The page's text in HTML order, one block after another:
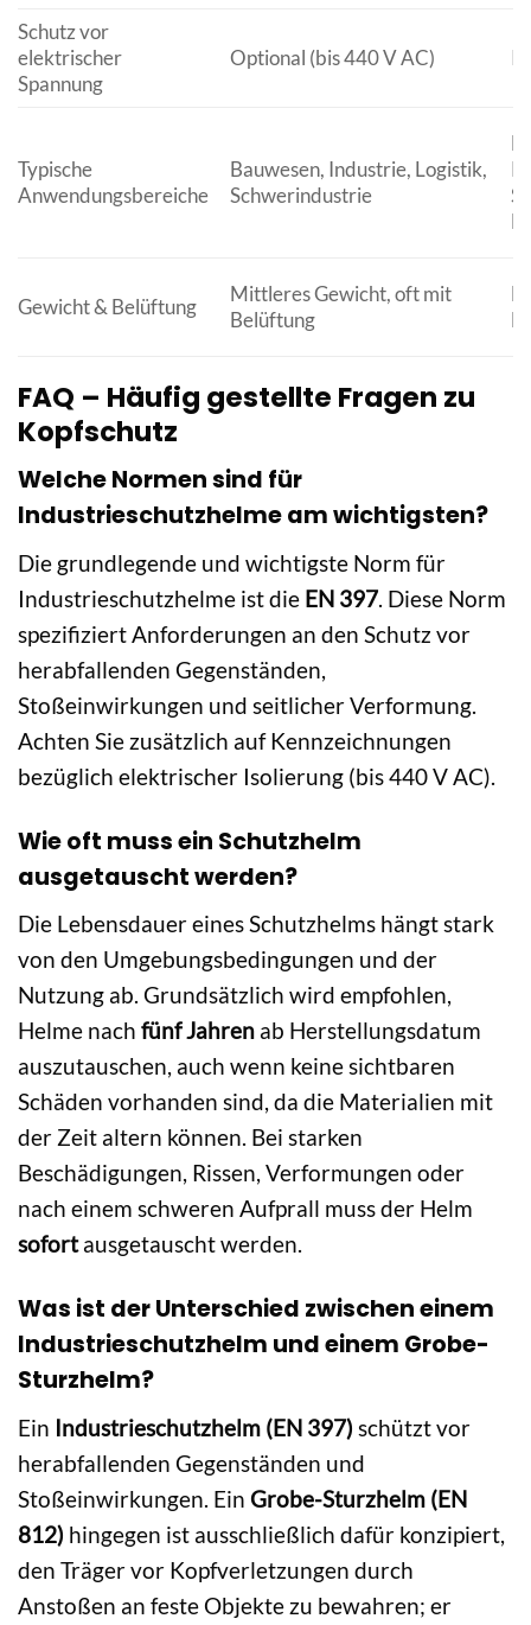
Schutz vor
elektrischer
Spannung
Optional (bis 440 V AC)
Typische
Anwendungsbereiche
Bauwesen, Industrie, Logistik,
Schwerindustrie
Gewicht & Belüftung
Mittleres Gewicht, oft mit
Belüftung
FAQ – Häufig gestellte Fragen zu
Kopfschutz
Welche Normen sind für
Industrieschutzhelme am wichtigsten?
Die grundlegende und wichtigste Norm für
Industrieschutzhelme ist die EN 397. Diese Norm
spezifiziert Anforderungen an den Schutz vor
herabfallenden Gegenständen,
Stoßeinwirkungen und seitlicher Verformung.
Achten Sie zusätzlich auf Kennzeichnungen
bezüglich elektrischer Isolierung (bis 440 V AC).
Wie oft muss ein Schutzhelm
ausgetauscht werden?
Die Lebensdauer eines Schutzhelms hängt stark
von den Umgebungsbedingungen und der
Nutzung ab. Grundsätzlich wird empfohlen,
Helme nach fünf Jahren ab Herstellungsdatum
auszutauschen, auch wenn keine sichtbaren
Schäden vorhanden sind, da die Materialien mit
der Zeit altern können. Bei starken
Beschädigungen, Rissen, Verformungen oder
nach einem schweren Aufprall muss der Helm
sofortausgetauscht werden.
Was ist der Unterschied zwischen einem
Industrieschutzhelm und einem Grobe-
Sturzhelm?
Ein Industrieschutzhelm (EN 397) schützt vor
herabfallenden Gegenständen und
Stoßeinwirkungen. Ein Grobe-Sturzhelm (EN
812) hingegen ist ausschließlich dafür konzipiert,
den Träger vor Kopfverletzungen durch
Anstoßen an feste Objekte zu bewahren; er